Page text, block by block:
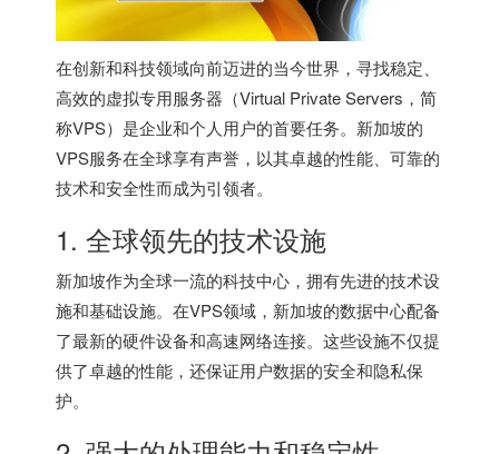
在创新和科技领域向前迈进的当今世界，寻找稳定、
高效的虚拟专用服务器（Virtual Private Servers，简
称VPS）是企业和个人用户的首要任务。新加坡的
VPS服务在全球享有声誉，以其卓越的性能、可靠的
技术和安全性而成为引领者。
1. 全球领先的技术设施
新加坡作为全球一流的科技中心，拥有先进的技术设
施和基础设施。在VPS领域，新加坡的数据中心配备
了最新的硬件设备和高速网络连接。这些设施不仅提
供了卓越的性能，还保证用户数据的安全和隐私保
护。